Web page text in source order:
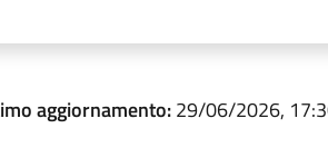
aggiornamento:29/06/2026,